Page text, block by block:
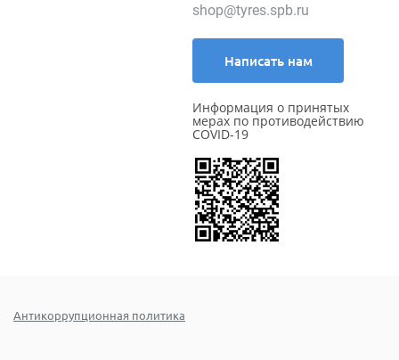
shop@tyres.spb.ru
Написать нам
Информация о принятых
мерах по противодействию
COVID-19
Антикоррупционная политика